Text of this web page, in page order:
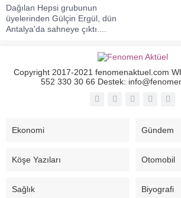
Dağılan Hepsi grubunun
üyelerinden Gülçin Ergül, dün
Antalya'da sahneye çıktı....
Copyright 2017-2021 fenomenaktuel.com
552 330 30 66 Destek:
Ekonomi Gündem
Köşe Yazıları Otomobil
Sağlık Biyografi